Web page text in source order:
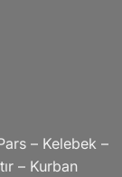
– Kelebek –
– Kurban